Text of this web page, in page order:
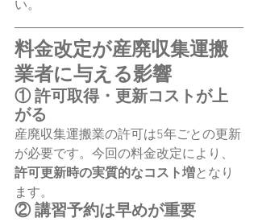
い。
料金改定が産廃収集運搬
業者に与える影響
① 許可取得・更新コストが上
がる
産廃収集運搬業の許可は5年ごとの更新
が必要です。今回の料金改定により、
許可更新時の実質的なコスト増となり
ます。
② 講習予約は早めが重要